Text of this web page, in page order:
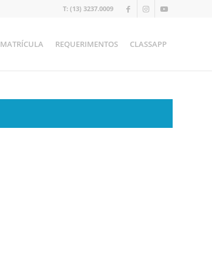
T: (13) 3237.0009
MATRÍCULA REQUERIMENTOS CLASSAPP